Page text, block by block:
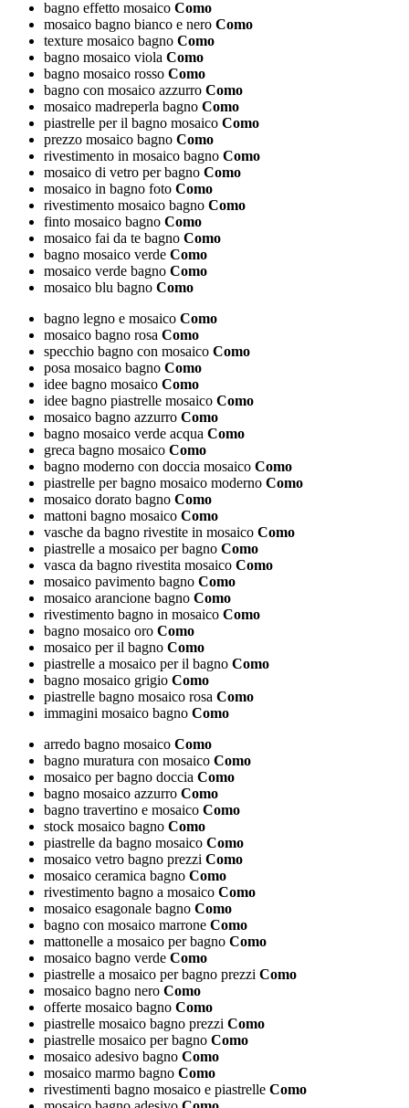
bagno effetto mosaico Como
mosaico bagno bianco e nero Como
texture mosaico bagno Como
bagno mosaico viola Como
bagno mosaico rosso Como
bagno con mosaico azzurro Como
mosaico madreperla bagno Como
piastrelle per il bagno mosaico Como
prezzo mosaico bagno Como
rivestimento in mosaico bagno Como
mosaico di vetro per bagno Como
mosaico in bagno foto Como
rivestimento mosaico bagno Como
finto mosaico bagno Como
mosaico fai da te bagno Como
bagno mosaico verde Como
mosaico verde bagno Como
mosaico blu bagno Como
bagno legno e mosaico Como
mosaico bagno rosa Como
specchio bagno con mosaico Como
posa mosaico bagno Como
idee bagno mosaico Como
idee bagno piastrelle mosaico Como
mosaico bagno azzurro Como
bagno mosaico verde acqua Como
greca bagno mosaico Como
bagno moderno con doccia mosaico Como
piastrelle per bagno mosaico moderno Como
mosaico dorato bagno Como
mattoni bagno mosaico Como
vasche da bagno rivestite in mosaico Como
piastrelle a mosaico per bagno Como
vasca da bagno rivestita mosaico Como
mosaico pavimento bagno Como
mosaico arancione bagno Como
rivestimento bagno in mosaico Como
bagno mosaico oro Como
mosaico per il bagno Como
piastrelle a mosaico per il bagno Como
bagno mosaico grigio Como
piastrelle bagno mosaico rosa Como
immagini mosaico bagno Como
arredo bagno mosaico Como
bagno muratura con mosaico Como
mosaico per bagno doccia Como
bagno mosaico azzurro Como
bagno travertino e mosaico Como
stock mosaico bagno Como
piastrelle da bagno mosaico Como
mosaico vetro bagno prezzi Como
mosaico ceramica bagno Como
rivestimento bagno a mosaico Como
mosaico esagonale bagno Como
bagno con mosaico marrone Como
mattonelle a mosaico per bagno Como
mosaico bagno verde Como
piastrelle a mosaico per bagno prezzi Como
mosaico bagno nero Como
offerte mosaico bagno Como
piastrelle mosaico bagno prezzi Como
piastrelle mosaico per bagno Como
mosaico adesivo bagno Como
mosaico marmo bagno Como
rivestimenti bagno mosaico e piastrelle Como